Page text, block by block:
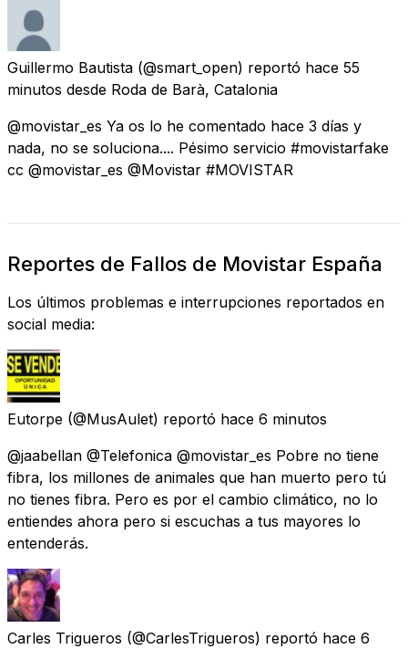
Guillermo Bautista (@smart_open) reportó hace 55
minutos desde Roda de Barà, Catalonia
@movistar_es Ya os lo he comentado hace 3 días y
nada, no se soluciona.... Pésimo servicio #movistarfake
cc @movistar_es @Movistar #MOVISTAR
Reportes de Fallos de Movistar España
Los últimos problemas e interrupciones reportados en
social media:
Eutorpe (@MusAulet) reportó hace 6 minutos
@jaabellan @Telefonica @movistar_es Pobre no tiene
fibra, los millones de animales que han muerto pero tú
no tienes fibra. Pero es por el cambio climático, no lo
entiendes ahora pero si escuchas a tus mayores lo
entenderás.
Carles Trigueros (@CarlesTrigueros) reportó hace 6